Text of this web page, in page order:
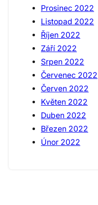
Prosinec 2022
Listopad 2022
Říjen 2022
Září 2022
Srpen 2022
Červenec 2022
Červen 2022
Květen 2022
Duben 2022
Březen 2022
Únor 2022